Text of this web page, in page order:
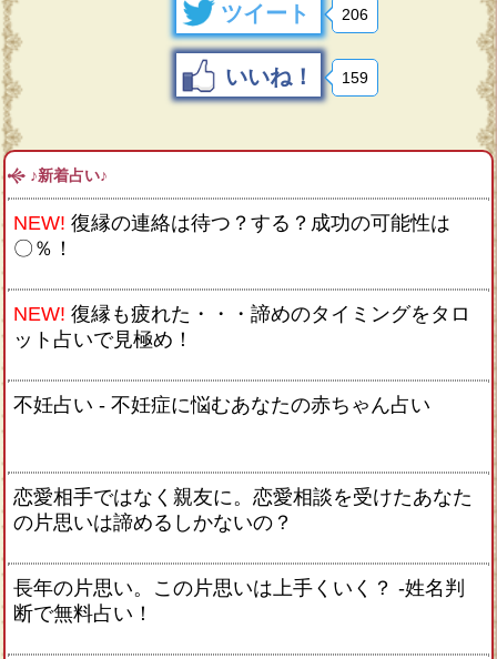
ツイート 206
いいね！ 159
♪新着占い♪
NEW! 復縁の連絡は待つ？する？成功の可能性は
〇％！
NEW! 復縁も疲れた・・・諦めのタイミングをタロ
ット占いで見極め！
不妊占い - 不妊症に悩むあなたの赤ちゃん占い
恋愛相手ではなく親友に。恋愛相談を受けたあなた
の片思いは諦めるしかないの？
長年の片思い。この片思いは上手くいく？ -姓名判
断で無料占い！